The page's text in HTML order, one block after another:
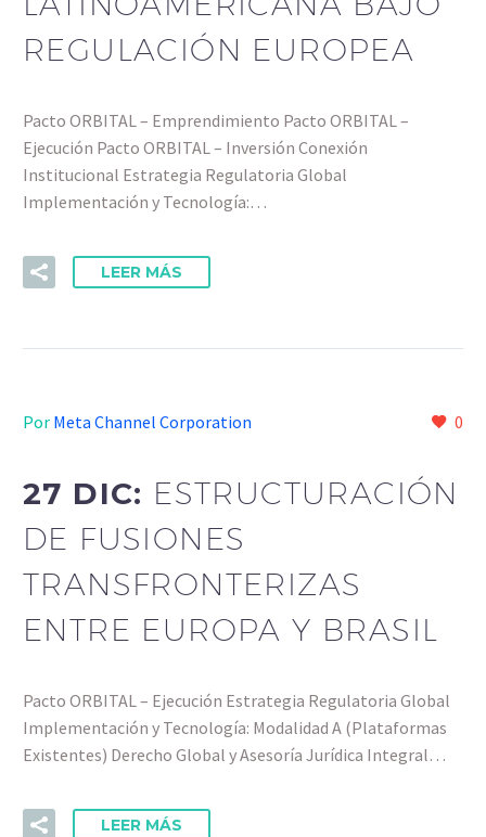
REGULACIÓN EUROPEA
Pacto ORBITAL – Emprendimiento Pacto ORBITAL –
Ejecución Pacto ORBITAL – Inversión Conexión
Institucional Estrategia Regulatoria Global
Implementación y Tecnología:…
LEER MÁS
0
Por Meta Channel Corporation
27 DIC: ESTRUCTURACIÓN
DE FUSIONES
TRANSFRONTERIZAS
ENTRE EUROPA Y BRASIL
Pacto ORBITAL – Ejecución Estrategia Regulatoria Global
Implementación y Tecnología: Modalidad A (Plataformas
Existentes) Derecho Global y Asesoría Jurídica Integral…
LEER MÁS